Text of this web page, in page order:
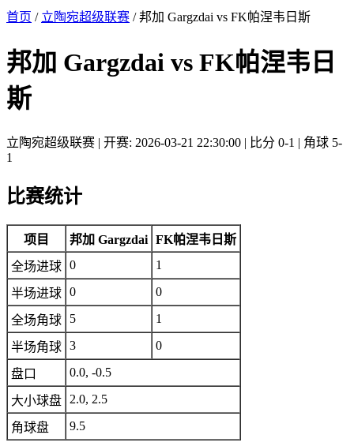
首页 / 立陶宛超级联赛 / 邦加 Gargzdai vs FK帕涅韦日斯
邦加 Gargzdai vs FK帕涅韦日
斯
立陶宛超级联赛 | 开赛: 2026-03-21 22:30:00 | 比分 0-1 | 角球 5-
1
比赛统计
项目 邦加 Gargzdai FK帕涅韦日斯
全场进球 0 1
半场进球 0 0
全场角球 5 1
半场角球 3 0
盘口 0.0, -0.5
大小球盘 2.0, 2.5
角球盘 9.5